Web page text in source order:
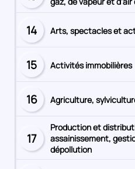
numéro
Secteur
numéro
14 Arts, spectacles et
Secteur
numéro
15 Activités immobilières
Secteur
numéro
16 Agriculture,
Secteur
numéro
17
Production et
assainissement,
dépollution